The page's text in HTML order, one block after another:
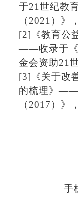
于21世纪教
（2021）》
[2]《教育公
——收录于《
金会资助21
[3]《关于改
的梳理》——
（2017）》
手